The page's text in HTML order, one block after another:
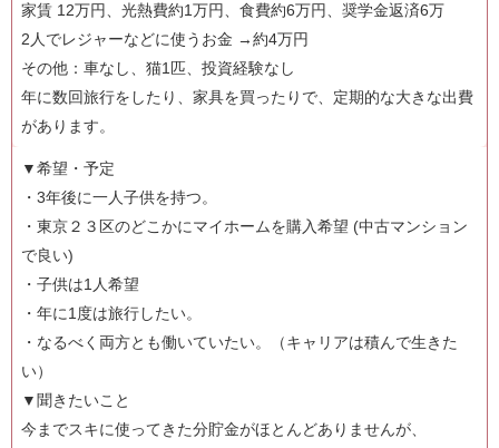
家賃 12万円、光熱費約1万円、食費約6万円、奨学金返済6万
2人でレジャーなどに使うお金 →約4万円
その他：車なし、猫1匹、投資経験なし
年に数回旅行をしたり、家具を買ったりで、定期的な大きな出費
があります。
▼希望・予定
・3年後に一人子供を持つ。
・東京２３区のどこかにマイホームを購入希望 (中古マンション
で良い)
・子供は1人希望
・年に1度は旅行したい。
・なるべく両方とも働いていたい。（キャリアは積んで生きた
い）
▼聞きたいこと
今までスキに使ってきた分貯金がほとんどありませんが、